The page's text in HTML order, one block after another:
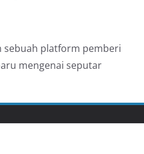
sebuah platform pemberi
mengenai seputar